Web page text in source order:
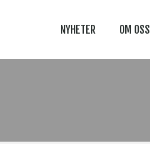
NYHETER OM OSS